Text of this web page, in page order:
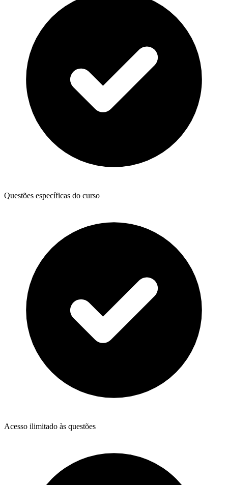
Questões específicas do curso
Acesso ilimitado às questões